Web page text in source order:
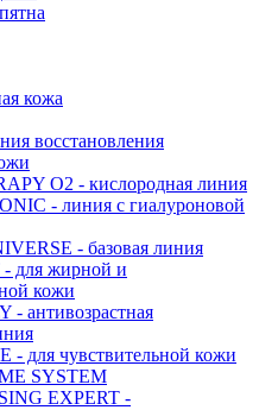
кожа
восстановления
O2 - кислородная линия
- линия с гиалуроновой
- базовая линия
для жирной и
кожи
- антивозрастная
- для чувствительной кожи
SYSTEM
EXPERT -